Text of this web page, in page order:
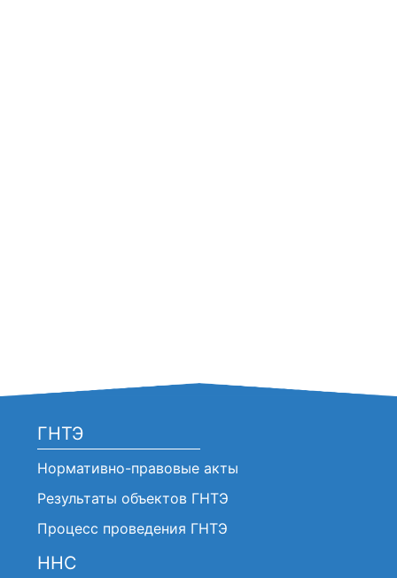
ГНТЭ
Нормативно-правовые акты
Результаты объектов ГНТЭ
Процесс проведения ГНТЭ
ННС